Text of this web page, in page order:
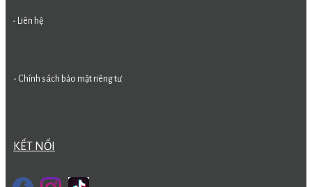
- Liên hệ
- Chính sách bảo mật riêng tư
KẾT NỐI